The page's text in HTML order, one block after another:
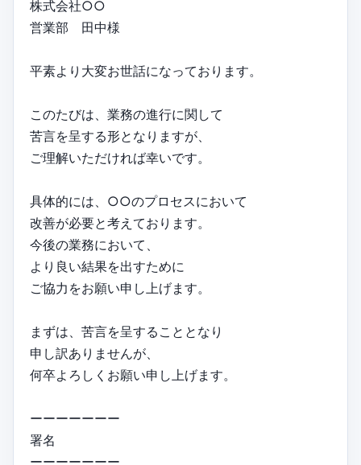
株式会社○○
営業部 田中様
平素より大変お世話になっております。
このたびは、業務の進行に関して
苦言を呈する形となりますが、
ご理解いただければ幸いです。
具体的には、○○のプロセスにおいて
改善が必要と考えております。
今後の業務において、
より良い結果を出すために
ご協力をお願い申し上げます。
まずは、苦言を呈することとなり
申し訳ありませんが、
何卒よろしくお願い申し上げます。
ーーーーーーー
署名
ーーーーーーー